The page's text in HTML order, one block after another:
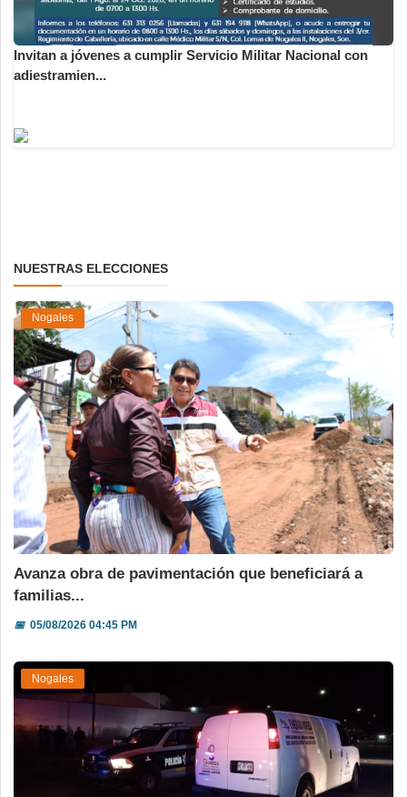
Invitan a jóvenes a cumplir Servicio Militar Nacional con
adiestramien...
NUESTRAS ELECCIONES
Nogales
Avanza obra de pavimentación que beneficiará a
familias...
📅05/08/2026 04:45 PM
Nogales